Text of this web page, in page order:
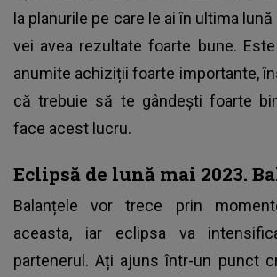
la planurile pe care le ai în ultima
vei avea rezultate foarte bune.
anumite achiziții foarte importante,
că trebuie să te gândești foarte
face acest lucru.
Eclipsă de lună mai 2023.
Balanțele vor trece prin
aceasta, iar eclipsa va
partenerul. Ați ajuns într-un punct